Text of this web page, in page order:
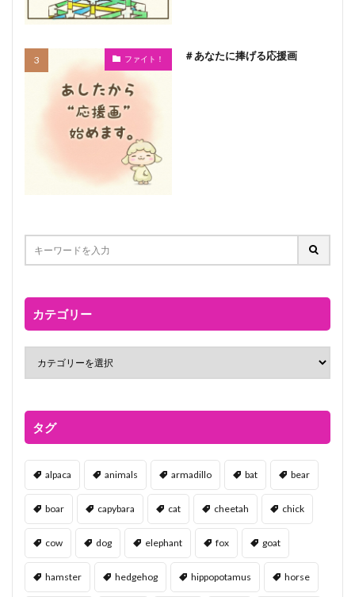
ファイト！ ＃あなたに捧げる応援画
カテゴリー
タグ
alpaca animals armadillo bat bear
boar capybara cat cheetah chick
cow dog elephant fox goat
hamster hedgehog hippopotamus horse